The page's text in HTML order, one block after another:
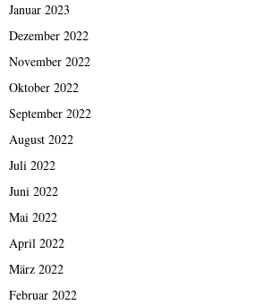
Januar 2023
Dezember 2022
November 2022
Oktober 2022
September 2022
August 2022
Juli 2022
Juni 2022
Mai 2022
April 2022
März 2022
Februar 2022